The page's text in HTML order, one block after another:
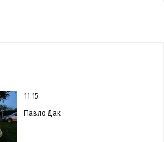
11:15
Павло Дак